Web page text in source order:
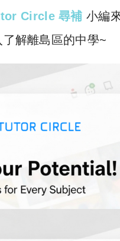
Circle 尋補 小編
解離島區的中學~